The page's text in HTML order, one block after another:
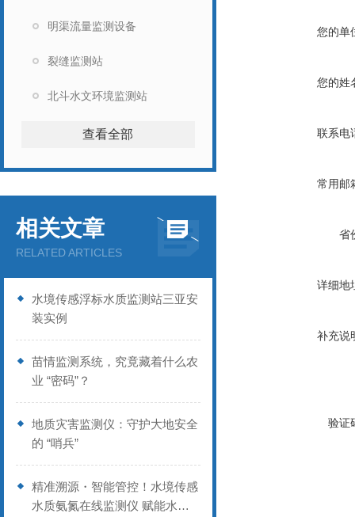
明渠流量监测设备
裂缝监测站
北斗水文环境监测站
查看全部
相关文章
RELATED ARTICLES
水境传感浮标水质监测站三亚安
装实例
苗情监测系统，究竟藏着什么农
业 “密码”？
地质灾害监测仪：守护大地安全
的 “哨兵”
精准溯源・智能管控！水境传感
水质氨氮在线监测仪 赋能水环
您的单
您的姓
联系电
常用邮
省
详细地
补充说
验证